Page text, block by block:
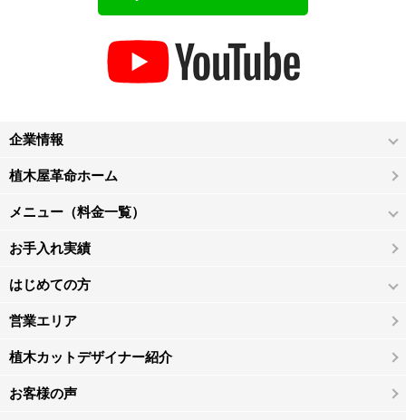
企業情報
植木屋革命ホーム
メニュー（料金一覧）
お手入れ実績
はじめての方
営業エリア
植木カットデザイナー紹介
お客様の声